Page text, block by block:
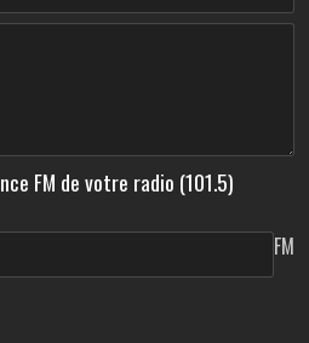
FM de votre radio (101.5)
FM